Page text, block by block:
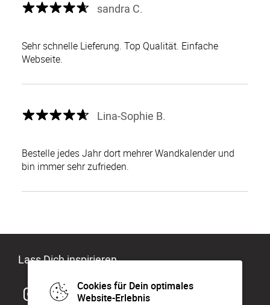
Cookies für Dein optimales
Website-Erlebnis
sandra C.
Sehr schnelle Lieferung. Top Qualität. Einfache
Webseite.
Lina-Sophie B.
Bestelle jedes Jahr dort mehrer Wandkalender und
bin immer sehr zufrieden.
Lass Dich inspirieren